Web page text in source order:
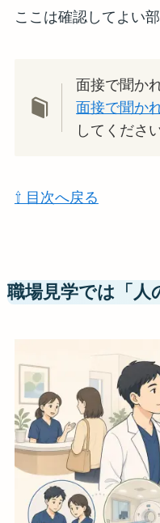
ここは確認してよい部
面接で聞か
面接で聞か
してください
⇧ 目次へ戻る
職場見学では「人